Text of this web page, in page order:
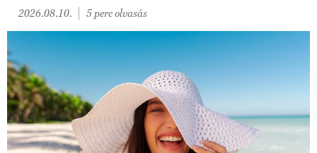
2026.08.10. 5 perc olvasás